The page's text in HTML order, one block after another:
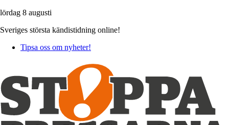
lördag 8 augusti
Sveriges största kändistidning online!
Tipsa oss om nyheter!